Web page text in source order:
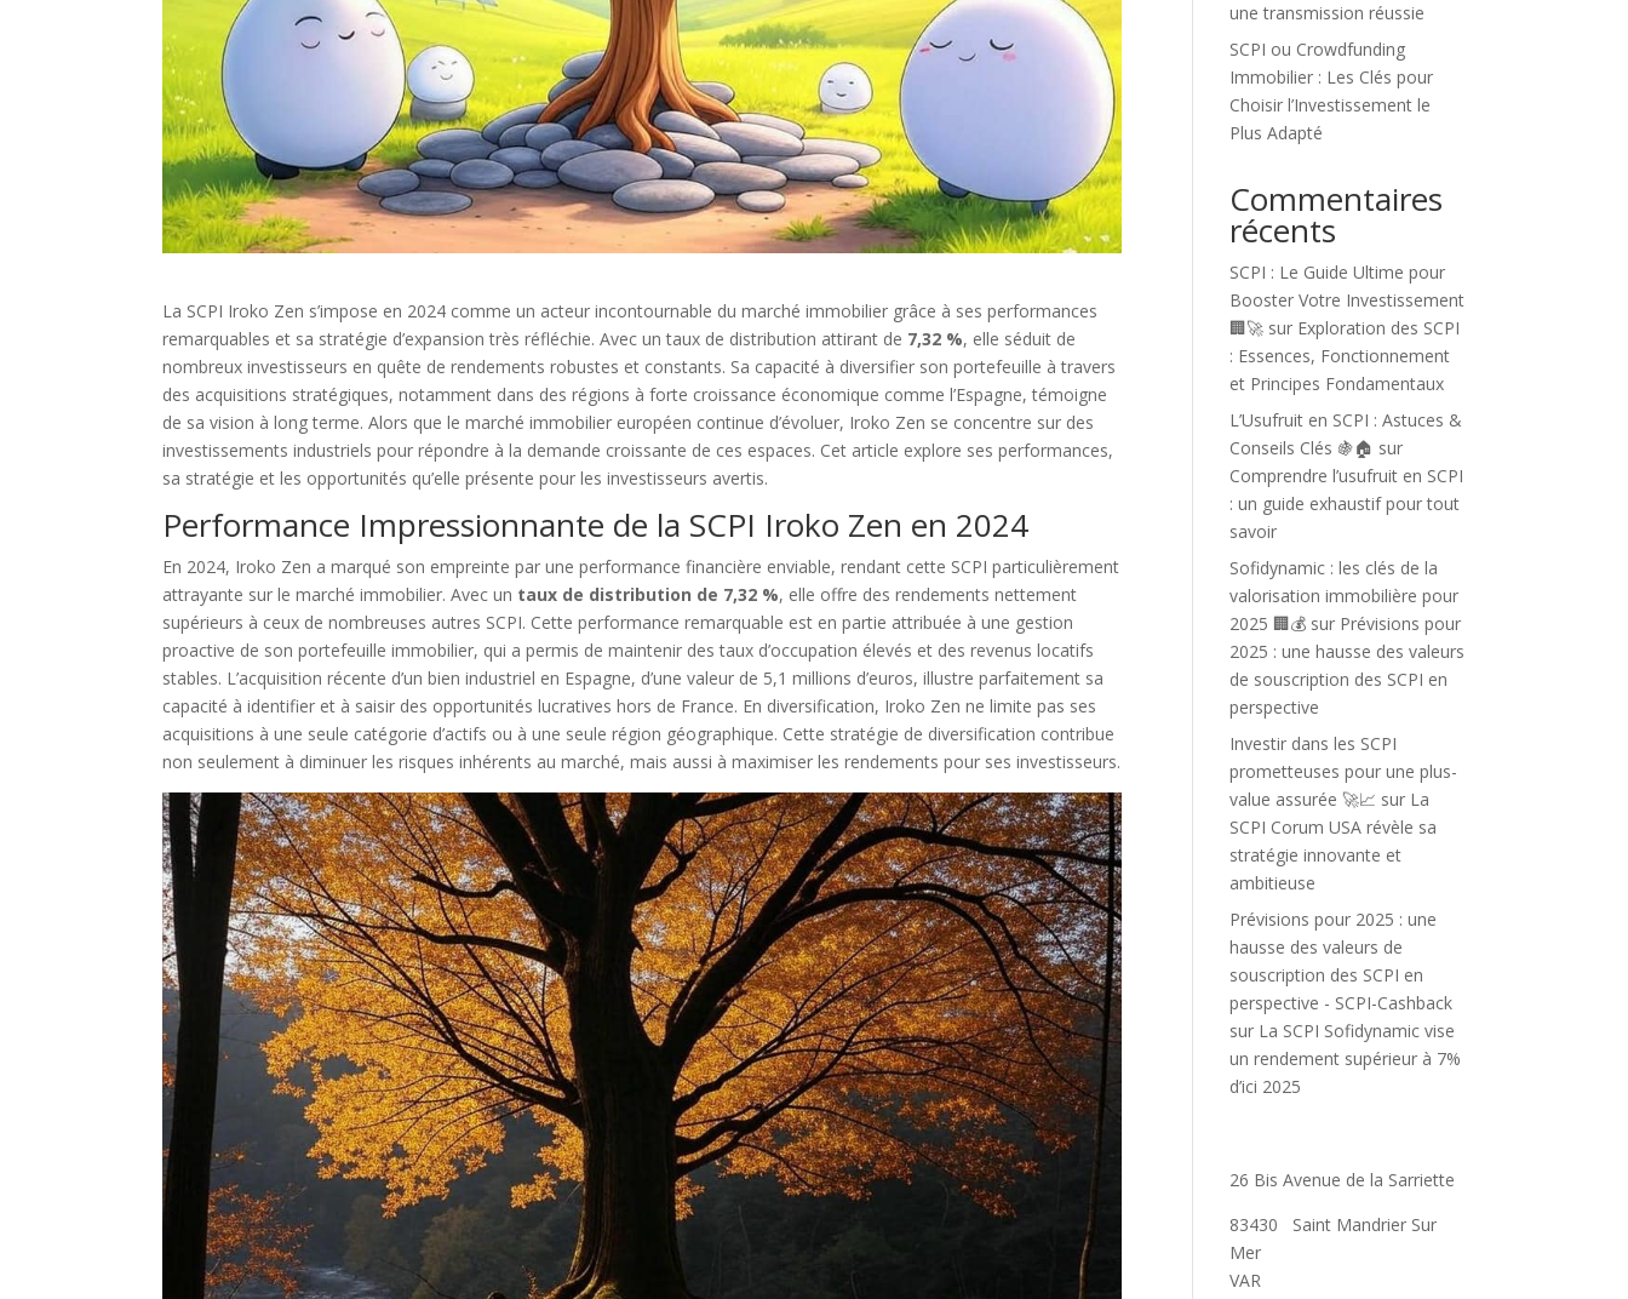
La SCPI Iroko Zen s’impose en 2024 comme un acteur incontournable du marché immobilier grâce à ses performances
remarquables et sa stratégie d’expansion très réfléchie. Avec un taux de distribution attirant de 7,32 %, elle séduit de
nombreux investisseurs en quête de rendements robustes et constants. Sa capacité à diversifier son portefeuille à travers
des acquisitions stratégiques, notamment dans des régions à forte croissance économique comme l’Espagne, témoigne
de sa vision à long terme. Alors que le marché immobilier européen continue d’évoluer, Iroko Zen se concentre sur des
investissements industriels pour répondre à la demande croissante de ces espaces. Cet article explore ses performances,
sa stratégie et les opportunités qu’elle présente pour les investisseurs avertis.
Performance Impressionnante de la SCPI Iroko Zen en 2024
En 2024, Iroko Zen a marqué son empreinte par une performance financière enviable, rendant cette SCPI particulièrement
attrayante sur le marché immobilier. Avec un taux de distribution de 7,32 %, elle offre des rendements nettement
supérieurs à ceux de nombreuses autres SCPI. Cette performance remarquable est en partie attribuée à une gestion
proactive de son portefeuille immobilier, qui a permis de maintenir des taux d’occupation élevés et des revenus locatifs
stables. L’acquisition récente d’un bien industriel en Espagne, d’une valeur de 5,1 millions d’euros, illustre parfaitement sa
capacité à identifier et à saisir des opportunités lucratives hors de France. En diversification, Iroko Zen ne limite pas ses
acquisitions à une seule catégorie d’actifs ou à une seule région géographique. Cette stratégie de diversification contribue
non seulement à diminuer les risques inhérents au marché, mais aussi à maximiser les rendements pour ses investisseurs.
une transmission réussie
SCPI ou Crowdfunding
Immobilier : Les Clés pour
Choisir l’Investissement le
Plus Adapté
Commentaires
récents
SCPI : Le Guide Ultime pour
Booster Votre Investissement
🏢🚀 sur Exploration des SCPI
: Essences, Fonctionnement
et Principes Fondamentaux
L’Usufruit en SCPI : Astuces &
Conseils Clés 🍇🏠 sur
Comprendre l’usufruit en SCPI
: un guide exhaustif pour tout
savoir
Sofidynamic : les clés de la
valorisation immobilière pour
2025 🏢💰 sur Prévisions pour
2025 : une hausse des valeurs
de souscription des SCPI en
perspective
Investir dans les SCPI
prometteuses pour une plus-
value assurée 🚀📈 sur La
SCPI Corum USA révèle sa
stratégie innovante et
ambitieuse
Prévisions pour 2025 : une
hausse des valeurs de
souscription des SCPI en
perspective - SCPI-Cashback
sur La SCPI Sofidynamic vise
un rendement supérieur à 7%
d’ici 2025
26 Bis Avenue de la Sarriette
83430
Saint Mandrier Sur
Mer
VAR